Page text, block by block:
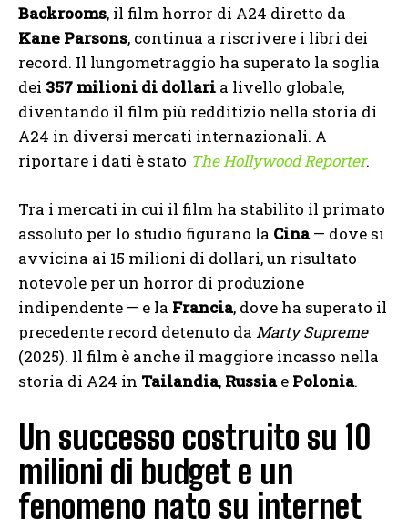
Backrooms, il film horror di A24 diretto da
Kane Parsons, continua a riscrivere i libri dei
record. Il lungometraggio ha superato la soglia
dei 357 milioni di dollari a livello globale,
diventando il film più redditizio nella storia di
A24 in diversi mercati internazionali. A
riportare i dati è stato The Hollywood Reporter.
Tra i mercati in cui il film ha stabilito il primato
assoluto per lo studio figurano la Cina— dove si
avvicina ai 15 milioni di dollari, un risultato
notevole per un horror di produzione
indipendente — e la Francia, dove ha superato il
precedente record detenuto da Marty Supreme
(2025). Il film è anche il maggiore incasso nella
storia di A24 in Tailandia, Russiae Polonia.
Un successo costruito su 10
milioni di budget e un
fenomeno nato su internet